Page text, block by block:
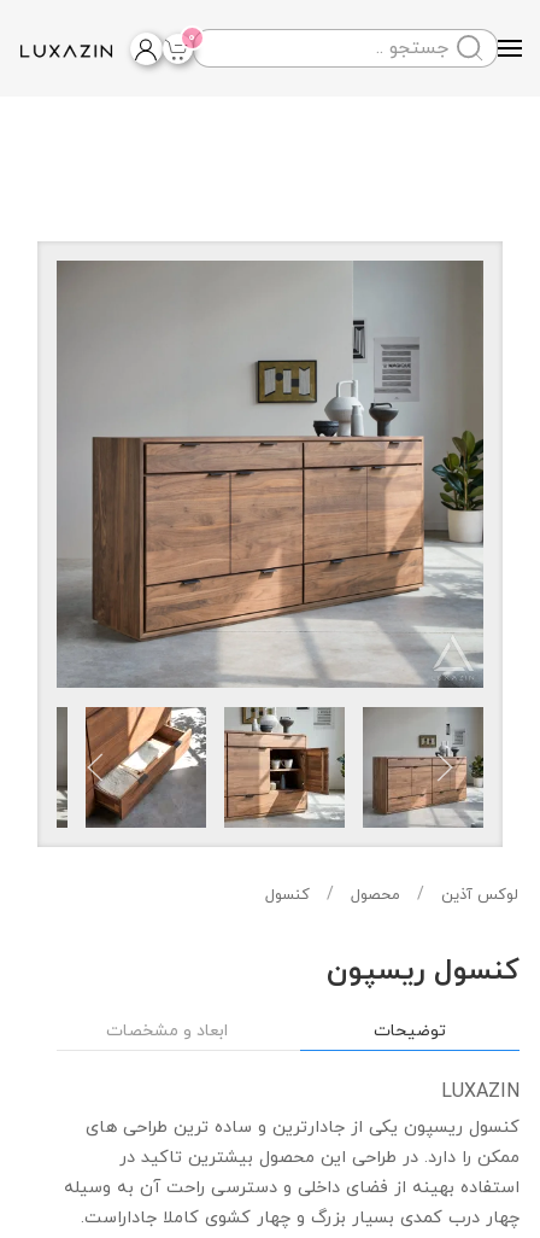
Skip to main content
0
لوکس آذین محصول کنسول
کنسول ریسپون
توضیحات ابعاد و مشخصات
LUXAZIN
کنسول ریسپون یکی از جادارترین و ساده ترین طراحی های
ممکن را دارد. در طراحی این محصول بیشترین تاکید در
استفاده بهینه از فضای داخلی و دسترسی راحت آن به وسیله
چهار درب کمدی بسیار بزرگ و چهار کشوی کاملا جاداراست.